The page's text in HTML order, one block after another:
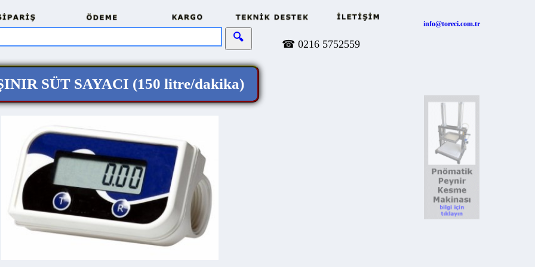
0216 5752559
SÜT SAYACI(150 litre/dakika)
info@toreci.com.tr